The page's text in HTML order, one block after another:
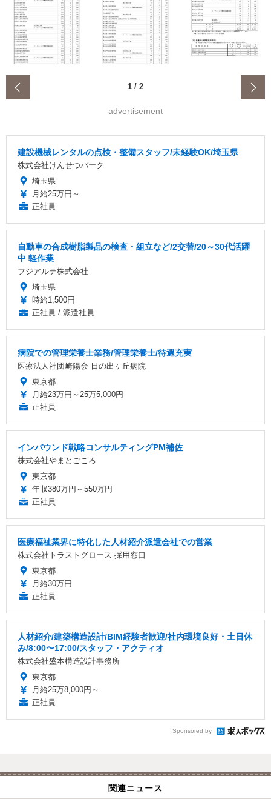
1 / 2
advertisement
建設機械レンタルの点検・整備スタッフ/未経験OK/埼玉県
株式会社けんせつパーク
埼玉県
月給25万円～
正社員
自動車の合成樹脂製品の検査・組立など/2交替/20～30代活躍
中 軽作業
フジアルテ株式会社
埼玉県
時給1,500円
正社員 / 派遣社員
病院での管理栄養士業務/管理栄養士/待遇充実
医療法人社団崎陽会 日の出ヶ丘病院
東京都
月給23万円～25万5,000円
正社員
インバウンド戦略コンサルティングPM補佐
株式会社やまとごころ
東京都
年収380万円～550万円
正社員
医療福祉業界に特化した人材紹介派遣会社での営業
株式会社トラストグロース 採用窓口
東京都
月給30万円
正社員
人材紹介/建築構造設計/BIM経験者歓迎/社内環境良好・土日休
み/8:00〜17:00/スタッフ・アクティオ
株式会社盛本構造設計事務所
東京都
月給25万8,000円～
正社員
Sponsored by
関連ニュース